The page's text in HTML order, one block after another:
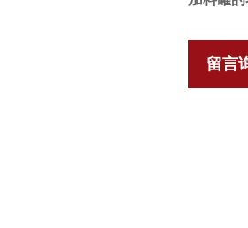
留言